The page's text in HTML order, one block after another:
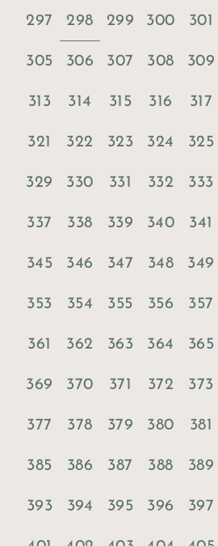
297 298 299 300 301
305 306 307 308 309
313 314 315 316 317
321 322 323 324 325
329 330 331 332 333
337 338 339 340 341
345 346 347 348 349
353 354 355 356 357
361 362 363 364 365
369 370 371 372 373
377 378 379 380 381
385 386 387 388 389
393 394 395 396 397